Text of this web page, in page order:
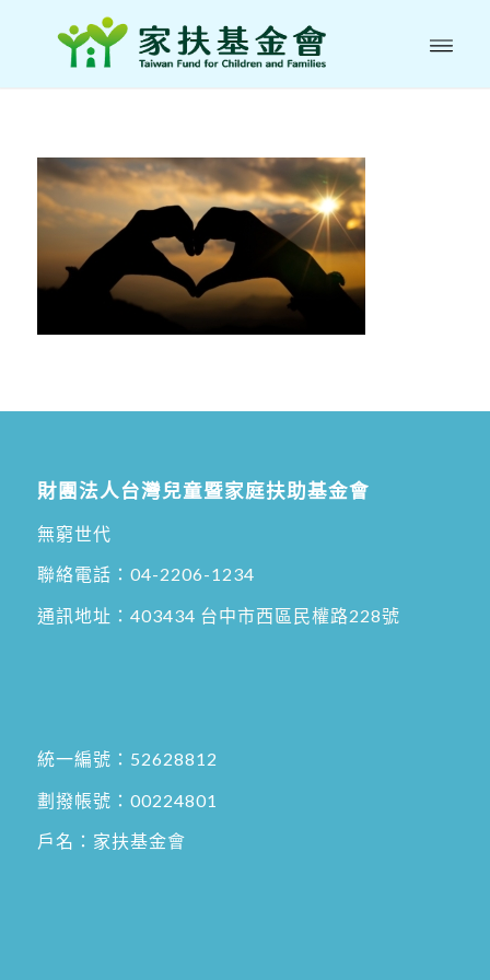
財團法人台灣兒童暨家庭扶助基金會
無窮世代
聯絡電話： 04-2206-1234
通訊地址： 403434 台中市西區民權路228號
統一編號：52628812
劃撥帳號：00224801
戶名：家扶基金會